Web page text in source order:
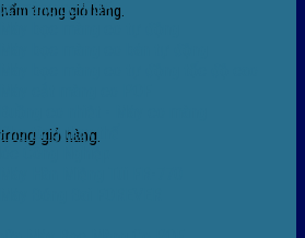
trong giỏ hàng.
giỏ hàng.
màng co POF
Phụ tùng thay thế